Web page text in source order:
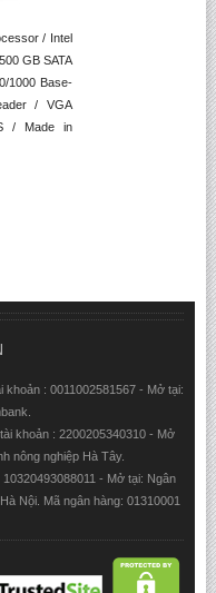
/ Intel
GB SATA
1000 Base-
/ VGA
/ Made in
: 0011002581567 - Mở tại:
khoản : 2200205340310 - Mở
nông nghiệp Hà Tây.
- Mở tại: Ngân
Nội. Mã ngân hàng: 01310001